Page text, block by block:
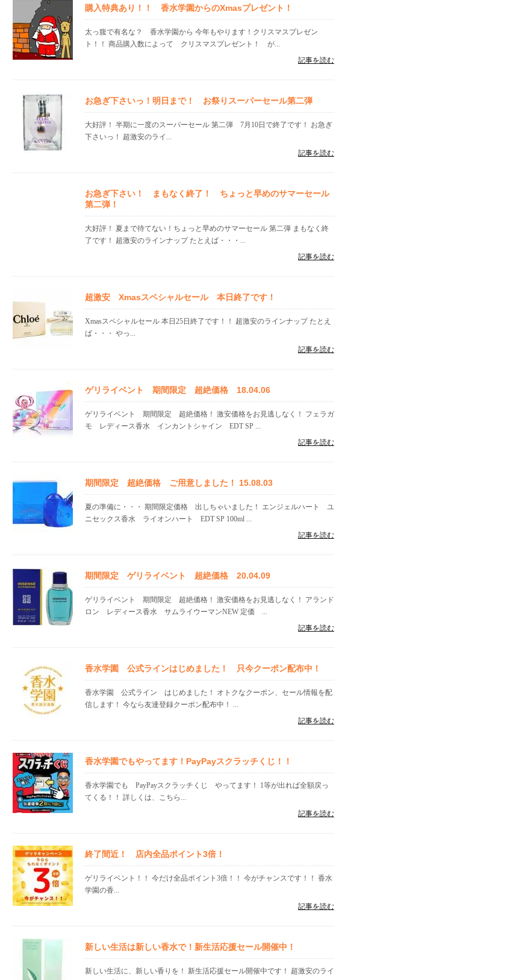
購入特典あり！！ 香水学園からのXmasプレゼント！
太っ腹で有名な？ 香水学園から 今年もやります！クリスマスプレゼン
ト！！ 商品購入数によって クリスマスプレゼント！ が...
記事を読む
お急ぎ下さいっ！明日まで！ お祭りスーパーセール第二弾
大好評！ 半期に一度のスーパーセール 第二弾 7月10日で終了です！ お急ぎ
下さいっ！ 超激安のライ...
記事を読む
お急ぎ下さい！ まもなく終了！ ちょっと早めのサマーセール
第二弾！
大好評！ 夏まで待てない！ちょっと早めのサマーセール 第二弾 まもなく終
了です！ 超激安のラインナップ たとえば・・・...
記事を読む
超激安 Xmasスペシャルセール 本日終了です！
Xmasスペシャルセール 本日25日終了です！！ 超激安のラインナップ たとえ
ば・・・ やっ...
記事を読む
ゲリライベント 期間限定 超絶価格 18.04.06
ゲリライベント 期間限定 超絶価格！ 激安価格をお見逃しなく！ フェラガ
モ レディース香水 インカントシャイン EDT SP ...
記事を読む
期間限定 超絶価格 ご用意しました！ 15.08.03
夏の準備に・・・ 期間限定価格 出しちゃいました！ エンジェルハート ユ
ニセックス香水 ライオンハート EDT SP 100ml ...
記事を読む
期間限定 ゲリライベント 超絶価格 20.04.09
ゲリライベント 期間限定 超絶価格！ 激安価格をお見逃しなく！ アランド
ロン レディース香水 サムライウーマンNEW 定価 ...
記事を読む
香水学園 公式ラインはじめました！ 只今クーポン配布中！
香水学園 公式ライン はじめました！ オトクなクーポン、セール情報を配
信します！ 今なら友達登録クーポン配布中！ ...
記事を読む
香水学園でもやってます！PayPayスクラッチくじ！！
香水学園でも PayPayスクラッチくじ やってます！ 1等が出れば全額戻っ
てくる！！ 詳しくは、こちら...
記事を読む
終了間近！ 店内全品ポイント3倍！
ゲリライベント！！ 今だけ全品ポイント3倍！！ 今がチャンスです！！ 香水
学園の香...
記事を読む
新しい生活は新しい香水で！新生活応援セール開催中！
新しい生活に、新しい香りを！ 新生活応援セール開催中です！ 超激安のライ